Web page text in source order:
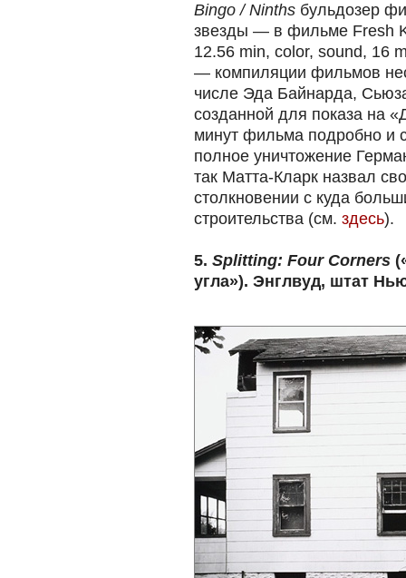
Bingo / Ninths бульдозер
звезды — в фильме Fresh
12.56 min, color, sound, 16
— компиляции фильмов
числе Эда Байнарда,
созданной для показа на
минут фильма подробно и
полное уничтожение
так Матта-Кларк назвал
столкновении с куда
строительства (см. здесь).
5. Splitting: Four Corners
угла»). Энглвуд, штат